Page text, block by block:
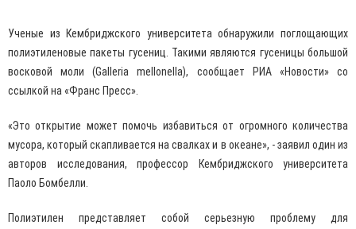
Ученые из Кембриджского университета обнаружили поглощающих
полиэтиленовые пакеты гусениц. Такими являются гусеницы большой
восковой моли (Galleria mellonella), сообщает РИА «Новости» со
ссылкой на «Франс Пресс».
«Это открытие может помочь избавиться от огромного количества
мусора, который скапливается на свалках и в океане», - заявил один из
авторов исследования, профессор Кембриджского университета
Паоло Бомбелли.
Полиэтилен представляет собой серьезную проблему для